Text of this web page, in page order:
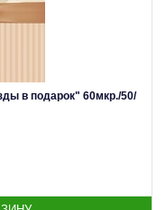
в подарок" 60мкр./50/